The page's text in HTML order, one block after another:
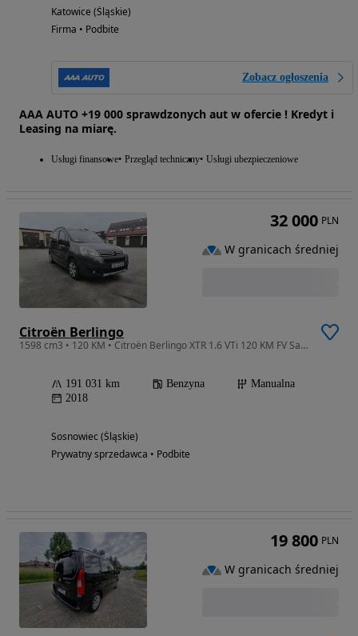
Katowice (Śląskie)
Firma • Podbite
Zobacz ogłoszenia
AAA AUTO +19 000 sprawdzonych aut w ofercie ! Kredyt i
Leasing na miarę.
Usługi finansowe Przegląd techniczny Usługi ubezpieczeniowe
Citroën Berlingo
1598 cm3 • 120 KM • Citroën Berlingo XTR 1.6 VTi 120 KM FV Salon PL
191 031 km Benzyna
Manualna
2018
Sosnowiec (Śląskie)
Prywatny sprzedawca • Podbite
32 000 PLN
W granicach średniej
19 800 PLN
W granicach średniej